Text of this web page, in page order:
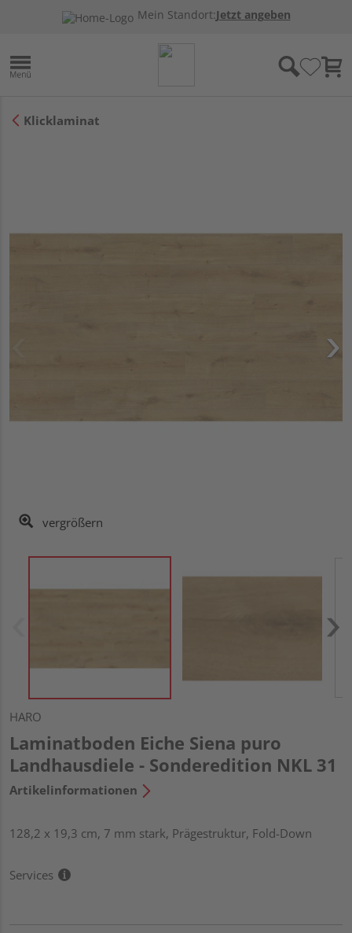
Mein Standort:Jetzt angeben
Klicklaminat
vergrößern
HARO
Laminatboden Eiche Siena puro
Landhausdiele - Sonderedition NKL 31
Artikelinformationen
128,2 x 19,3 cm, 7 mm stark, Prägestruktur, Fold-Down
Services